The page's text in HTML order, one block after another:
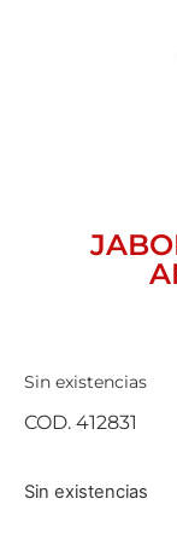
Sin existencias
COD. 412831
Sin existencias